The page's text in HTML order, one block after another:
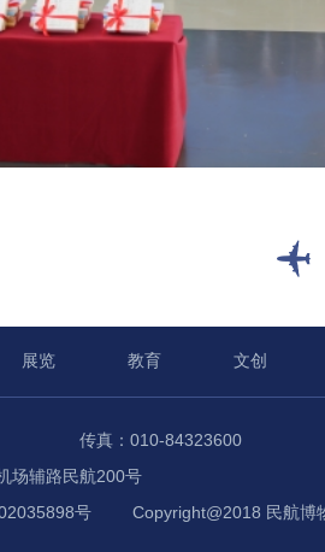
展览 教育 文创
传真：010-84323600
场辅路民航200号
号
Copyright@2018 民航博